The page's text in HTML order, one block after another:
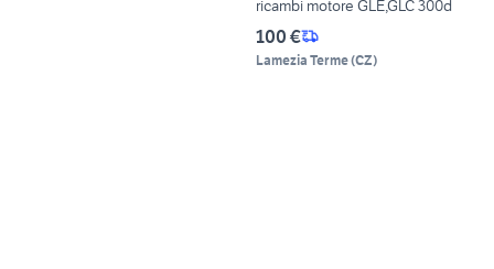
ricambi motore GLE,GLC 300d
100 €
Lamezia Terme(CZ)